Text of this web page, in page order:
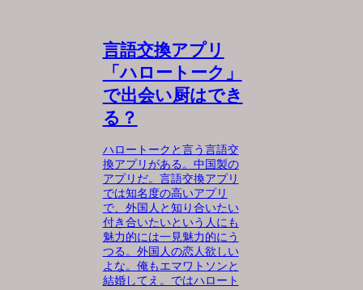
言語交換アプリ
「ハロートーク」
で出会い厨はでき
る？
ハロートークと言う言語交
換アプリがある。中国製の
アプリだ。言語交換アプリ
では知名度の高いアプリ
で、外国人と知り合いたい
付き合いたいという人にも
魅力的には一見魅力的にう
つる。外国人の恋人欲しい
よな。俺もエマワトソンと
結婚してえ。ではハロート